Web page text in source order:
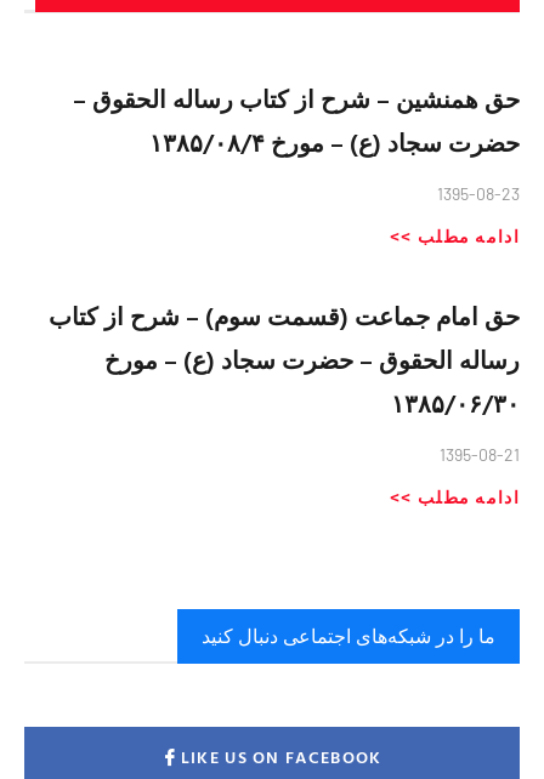
حق همنشین – شرح از کتاب رساله الحقوق –
حضرت سجاد (ع) – مورخ ۱۳۸۵/۰۸/۴
1395-08-23
ادامه مطلب >>
حق امام جماعت (قسمت سوم) – شرح از کتاب
رساله الحقوق – حضرت سجاد (ع) – مورخ
۱۳۸۵/۰۶/۳۰
1395-08-21
ادامه مطلب >>
ما را در شبکه‌های اجتماعی دنبال کنید
LIKE US ON FACEBOOK